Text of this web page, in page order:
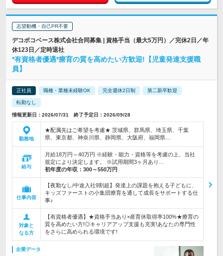
志望動機・自己PR不要
デコボコベース株式会社合同募集 | 資格手当（最大5万円）／完休2日／年
休123日／定時退社
*有資格者優遇*療育の質を高めたい方歓迎!【児童発達支援職
員】
正社員 職種・業種未経験OK 完全週休2日制 第二新卒歓迎
転勤なし
情報更新日：2026/07/31 終了予定日：2026/09/28
勤務地
★配属先はご希望を考慮★ 茨城県、群馬県、埼玉県、千葉
県、東京都、神奈川県、静岡県、大阪府、福岡県…
給与
月給18万円～40万円 ※経験・能力・資格等を考慮の上、当社
規定により決定します。 ※試用期間3ヶ月あり…
初年度の年収： 300～550万円
仕事内容
【夜勤なし/中途入社9割超】発達上の課題を抱える子どもに、
キッズファーストの小集団療育を通して成長をサポートする仕
事♪
対象と
なる方
【有資格者優遇】★資格手当あり×産育休取得率100%★療育の
質を高めたい方!◎キャリアアップ支援も充実!あなたの専門性
をさらに高められる環境です!
企業データ